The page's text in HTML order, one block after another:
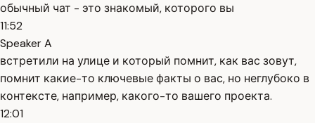
обычный чат - это знакомый, которого вы
11:52
Speaker A
встретили на улице и который помнит, как вас зовут,
помнит какие-то ключевые факты о вас, но неглубоко в
контексте, например, какого-то вашего проекта.
12:01